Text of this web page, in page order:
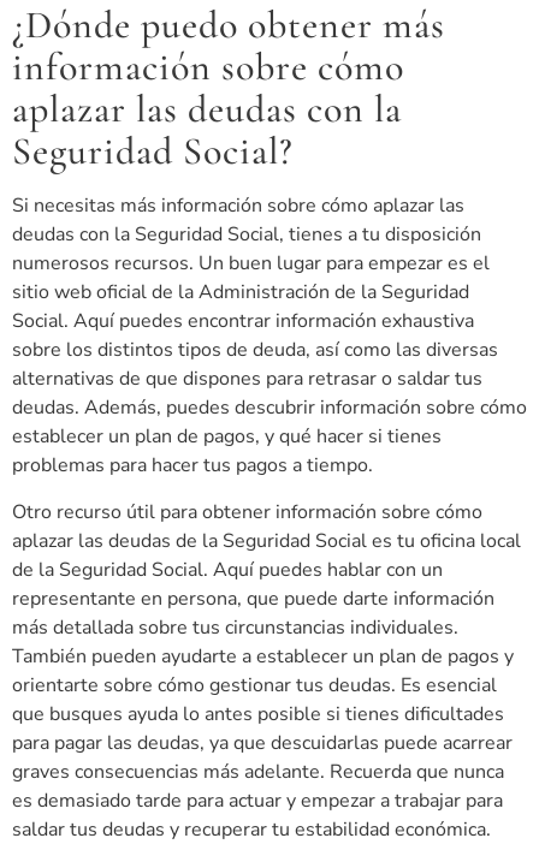
¿Dónde puedo obtener más
información sobre cómo
aplazar las deudas con la
Seguridad Social?
Si necesitas más información sobre cómo aplazar las
deudas con la Seguridad Social, tienes a tu disposición
numerosos recursos. Un buen lugar para empezar es el
sitio web oficial de la Administración de la Seguridad
Social. Aquí puedes encontrar información exhaustiva
sobre los distintos tipos de deuda, así como las diversas
alternativas de que dispones para retrasar o saldar tus
deudas. Además, puedes descubrir información sobre cómo
establecer un plan de pagos, y qué hacer si tienes
problemas para hacer tus pagos a tiempo.
Otro recurso útil para obtener información sobre cómo
aplazar las deudas de la Seguridad Social es tu oficina local
de la Seguridad Social. Aquí puedes hablar con un
representante en persona, que puede darte información
más detallada sobre tus circunstancias individuales.
También pueden ayudarte a establecer un plan de pagos y
orientarte sobre cómo gestionar tus deudas. Es esencial
que busques ayuda lo antes posible si tienes dificultades
para pagar las deudas, ya que descuidarlas puede acarrear
graves consecuencias más adelante. Recuerda que nunca
es demasiado tarde para actuar y empezar a trabajar para
saldar tus deudas y recuperar tu estabilidad económica.